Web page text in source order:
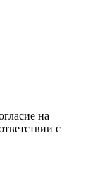
на
с